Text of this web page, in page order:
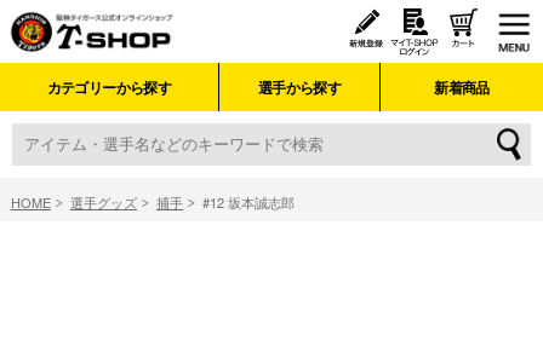
カテゴリーから探す 選手から探す 新着商品
HOME 選手グッズ 捕手 #12 坂本誠志郎